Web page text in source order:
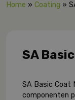
Home » Coating »
SA
SA Basic Coat
componenten